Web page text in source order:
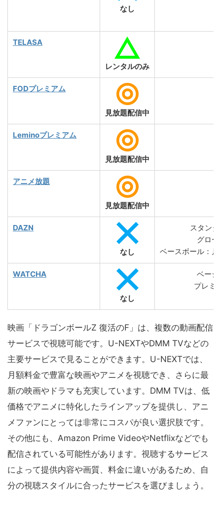
なし
TELASA
レンタルのみ
FODプレミアム
見放題配信中
Leminoプレミアム
見放題配信中
アニメ放題
見放題配信中
DAZN
なし
スタン
グロ
ベースボール：
WATCHA
なし
ベー
プレミ
映画「ドラゴンボールZ 復活のF」は、複数の動画配信
サービスで視聴可能です。U-NEXTやDMM TVなどの
主要サービスで見ることができます。U-NEXTでは、
月額料金で豊富な映画やアニメを視聴でき、さらに最
新の映画やドラマも充実しています。DMM TVは、低
価格でアニメに特化したラインアップを提供し、アニ
メファンにとっては非常にコスパが良い選択肢です。
その他にも、Amazon Prime VideoやNetflixなどでも
配信されている可能性があります。視聴するサービス
によって提供内容や画質、料金に違いがあるため、自
分の視聴スタイルに合ったサービスを選びましょう。